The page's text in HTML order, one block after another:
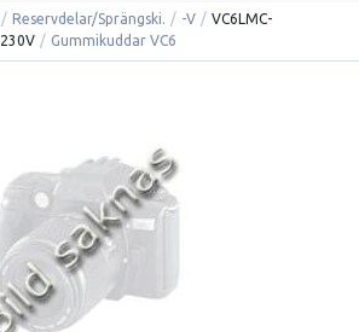
/ Reservdelar/Sprängski. / -V / VC6LMC-
230V / Gummikuddar VC6